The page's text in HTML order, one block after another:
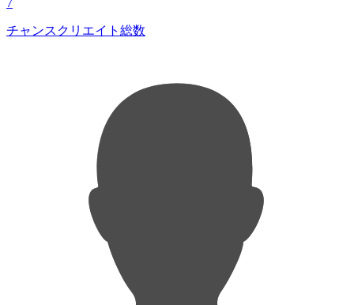
7
チャンスクリエイト総数